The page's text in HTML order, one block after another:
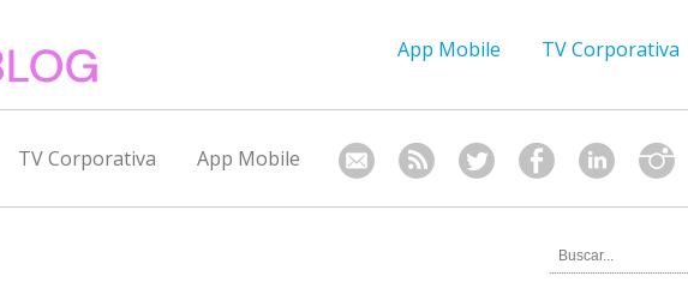
App Mobile TV Corporativa
TV Corporativa App Mobile